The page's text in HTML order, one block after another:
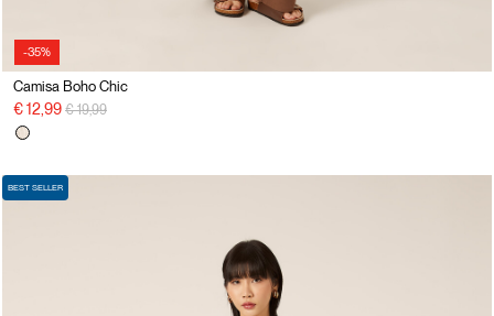
-35%
Camisa Boho Chic
€ 12,99 precio rebajado desde
€ 19,99a
BEST SELLER